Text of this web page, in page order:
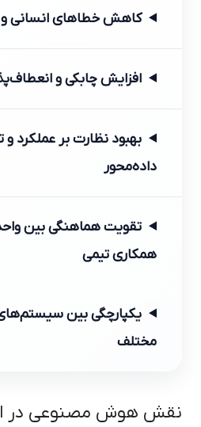
کاهش خطاهای انسانی و
افزایش چابکی و
بهبود نظارت بر عملکرد
داده‌محور
تقویت هماهنگی بین
همکاری تیمی
یکپارچگی بین
مختلف
نقش هوش مصنوعی در